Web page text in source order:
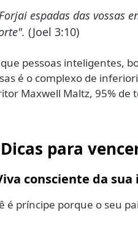
espadas das vossas
(Joel 3:10)
pessoas inteligentes,
é o complexo de
Maxwell Maltz, 95% de
para
consciente da
é príncipe porque o seu